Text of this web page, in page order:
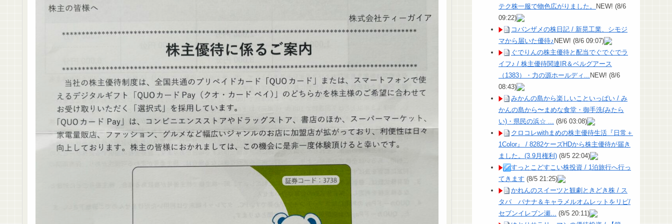
テク株一服で物色広がりました。 NEW! (8/6
09:22)
コバンザメの株日記 / 新晃工業、シモジ
マから届いた優待♪NEW! (8/6 09:07)
ぐでりんの株主優待と配当でぐでぐでラ
イフ♪ / 株主優待関連IR＆ベルグアース
（1383）・力の源ホールディ... NEW! (8/6
08:43)
みかんの島から楽しいこといっぱい / み
かんの島から〜まめな食堂・御手洗(みたら
い)・県民の浜☆ ...
(8/6 03:08)
クロコレwithまめの株主優待生活『日常＋
1Color』 / 8282ケーズHDから株主優待が届き
ました。(3.9月権利) (8/5 22:04)
すっとこどすこい株投資 / 1泊旅行へ行っ
てきます (8/5 21:25)
かれんのスイーツと観劇ときどき株 / ス
タバ バナナ＆キャラメルオムレットをリピ/
セブンイレブン瀬...
(8/5 20:11)